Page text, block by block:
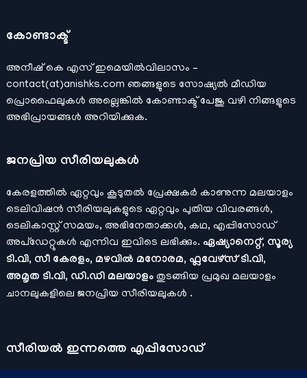
കോണ്ടാക്ട്
അനീഷ്‌ കെ എസ് ഇമെയില്‍വിലാസം –
contact(at)anishks.com ഞങ്ങളുടെ സോഷ്യല്‍ മീഡിയ
പ്രൊഫൈലുകള്‍ അല്ലെങ്കില്‍ കോണ്ടാക്ട്പേജു വഴി നിങ്ങളുടെ
അഭിപ്രായങ്ങള്‍ അറിയിക്കുക.
ജനപ്രിയ സീരിയലുകള്‍
കേരളത്തിൽ ഏറ്റവും കൂടുതൽ പ്രേക്ഷകർ കാണുന്ന മലയാളം
ടെലിവിഷൻ സീരിയലുകളുടെ ഏറ്റവും പുതിയ വിവരങ്ങൾ,
ടെലികാസ്റ്റ് സമയം, അഭിനേതാക്കൾ, കഥ, എപ്പിസോഡ്
അപ്ഡേറ്റുകൾ എന്നിവ ഇവിടെ ലഭിക്കും. ഏഷ്യാനെറ്റ്, സൂര്യ
ടി.വി, സീ കേരളം, മഴവിൽ മനോരമ, ഫ്ലവേഴ്സ് ടി.വി,
അമൃത ടി.വി, ഡി.ഡി മലയാളം തുടങ്ങിയ പ്രമുഖ മലയാളം
ചാനലുകളിലെ ജനപ്രിയ സീരിയലുകൾ .
സീരിയല്‍ ഇന്നത്തെ എപ്പിസോഡ്